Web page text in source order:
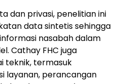
dan privasi, penelitian ini
data sintetis sehingga
nasabah dalam
Cathay FHC juga
teknik, termasuk
layanan, perancangan